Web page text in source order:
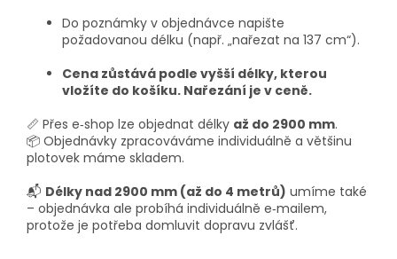
Do poznámky v objednávce napište
požadovanou délku (např. „nařezat na 137 cm“).
Cena zůstává podle vyšší délky, kterou
vložíte do košíku. Nařezání je v ceně.
📏 Přes e‑shop lze objednat délky až do 2900 mm.
📦 Objednávky zpracováváme individuálně a většinu
plotovek máme skladem.
📬 Délky nad 2900 mm (až do 4 metrů) umíme také
– objednávka ale probíhá individuálně e‑mailem,
protože je potřeba domluvit dopravu zvlášť.